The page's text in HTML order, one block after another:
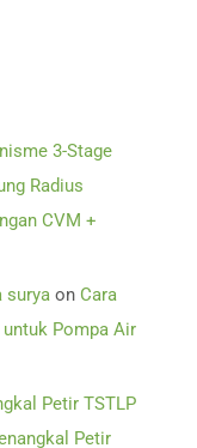
3-Stage
Radius
CVM +
surya on Cara
Pompa Air
Petir TSTLP
Petir